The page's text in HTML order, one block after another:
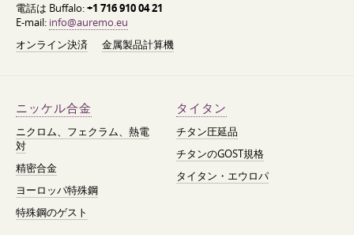
電話は Buffalo:+1 716 910 04 21
E-mail: info@auremo.eu
オンライン決済
金属製品計算機
ニッケル合金
ニクロム、フェクラム、熱電
対
精密合金
ヨーロッパ特殊鋼
特殊鋼のゲスト
タイタン
チタン圧延品
チタンのGOST規格
タイタン・エウロパ